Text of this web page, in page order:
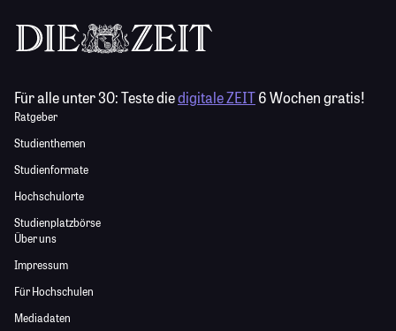
Für alle unter 30:Teste diedigitale ZEIT6 Wochen gratis!
Ratgeber
Studienthemen
Studienformate
Hochschulorte
Studienplatzbörse
Über uns
Impressum
Für Hochschulen
Mediadaten